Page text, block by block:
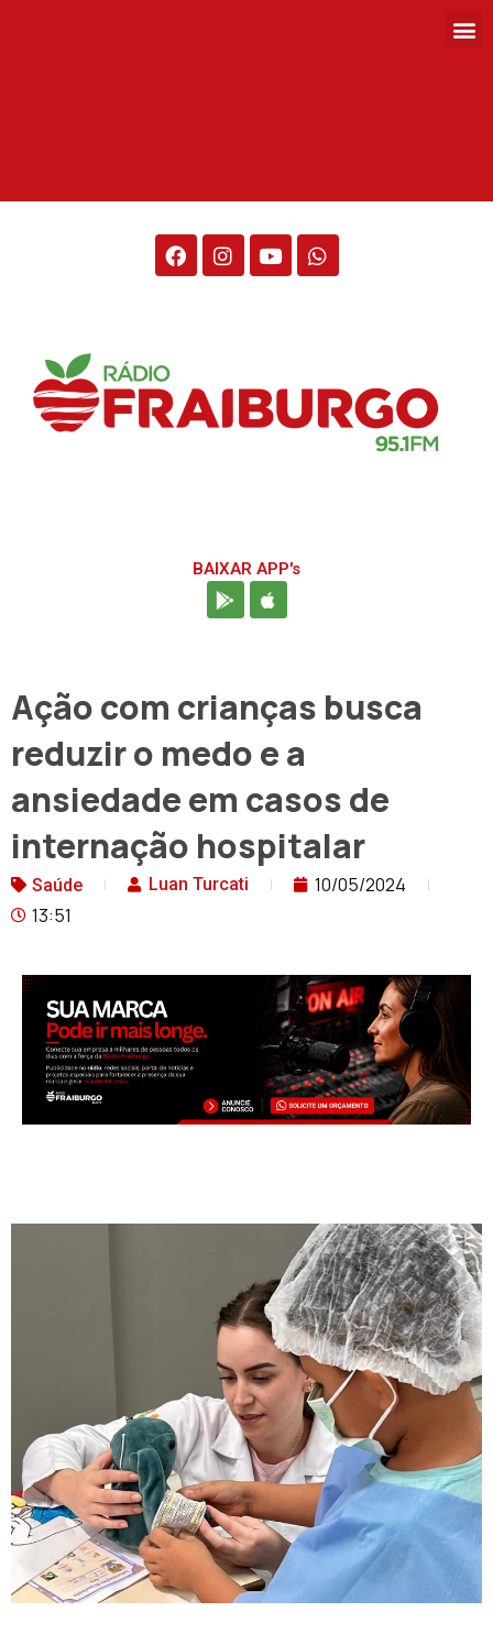
BAIXAR APP's
Ação com crianças busca
reduzir o medo e a
ansiedade em casos de
internação hospitalar
Saúde Luan Turcati
10/05/2024
13:51